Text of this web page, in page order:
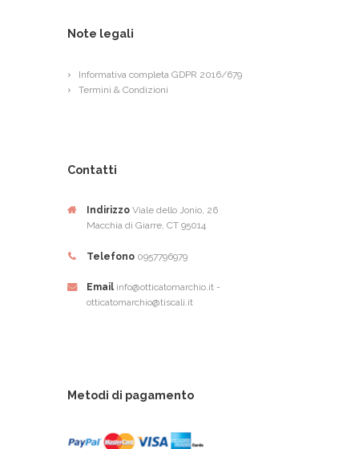
Note legali
Informativa completa GDPR 2016/679
Termini & Condizioni
Contatti
Indirizzo Viale dello Jonio, 26
Macchia di Giarre, CT 95014
Telefono 0957796979
Email info@otticatomarchio.it -
otticatomarchio@tiscali.it
Metodi di pagamento